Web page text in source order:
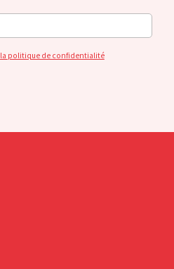
la politique de confidentialité